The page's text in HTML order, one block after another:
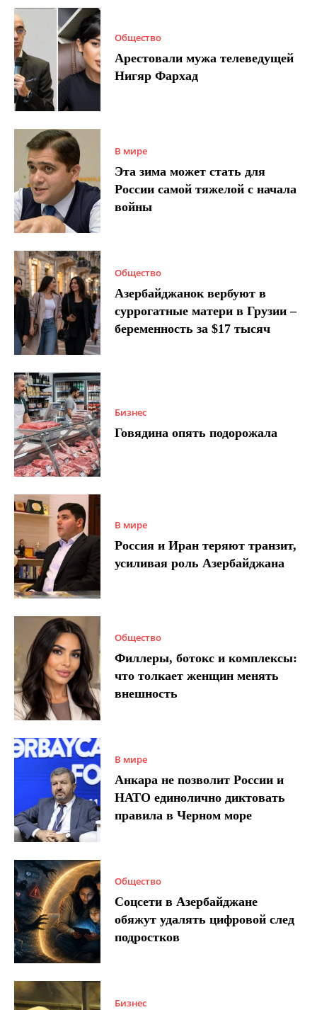
Общество
Арестовали мужа телеведущей
Нигяр Фархад
В мире
Эта зима может стать для
России самой тяжелой с начала
войны
Общество
Азербайджанок вербуют в
суррогатные матери в Грузии –
беременность за $17 тысяч
Бизнес
Говядина опять подорожала
В мире
Россия и Иран теряют транзит,
усиливая роль Азербайджана
Общество
Филлеры, ботокс и комплексы:
что толкает женщин менять
внешность
В мире
Анкара не позволит России и
НАТО единолично диктовать
правила в Черном море
Общество
Соцсети в Азербайджане
обяжут удалять цифровой след
подростков
Бизнес